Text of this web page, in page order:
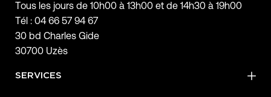
Tous les jours de 10h00 à 13h00 et de 14h30 à 19h00
Tél : 04 66 57 94 67
30 bd Charles Gide
30700 Uzès
SERVICES